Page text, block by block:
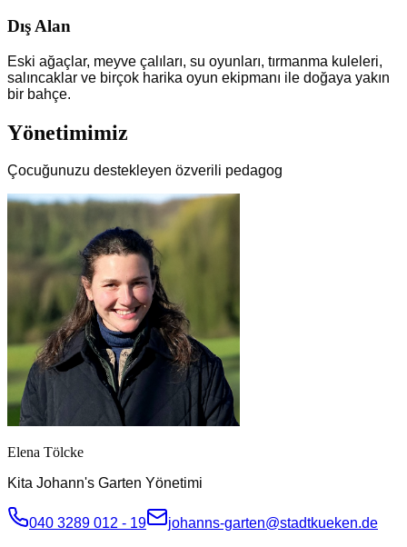
Dış Alan
Eski ağaçlar, meyve çalıları, su oyunları, tırmanma kuleleri,
salıncaklar ve birçok harika oyun ekipmanı ile doğaya yakın
bir bahçe.
Yönetimimiz
Çocuğunuzu destekleyen özverili pedagog
Elena Tölcke
Kita Johann's Garten Yönetimi
040 3289 012 - 19
johanns-garten@stadtkueken.de